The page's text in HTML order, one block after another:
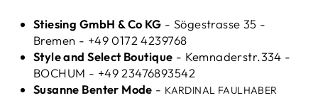
Stiesing GmbH & Co KG - Sögestrasse 35 -
Bremen - +49 0172 4239768
Style and Select Boutique - Kemnaderstr.334 -
BOCHUM - +49 23476893542
Susanne Benter Mode - KARDINAL FAULHABER